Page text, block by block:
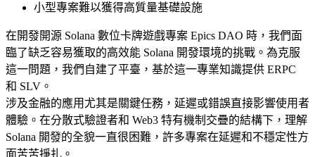
小型專案難以獲得高質量基礎設施
在開發開源 Solana 數位卡牌遊戲專案 Epics DAO 時，我們面
臨了缺乏容易獲取的高效能 Solana 開發環境的挑戰。為克服
這一問題，我們自建了平臺，基於這一專業知識提供 ERPC
和 SLV。
涉及金融的應用尤其是關鍵任務，延遲或錯誤直接影響使用者
體驗。在分散式驗證者和 Web3 特有機制交疊的結構下，理解
Solana 開發的全貌一直很困難，許多專案在延遲和不穩定性方
面苦苦掙扎。